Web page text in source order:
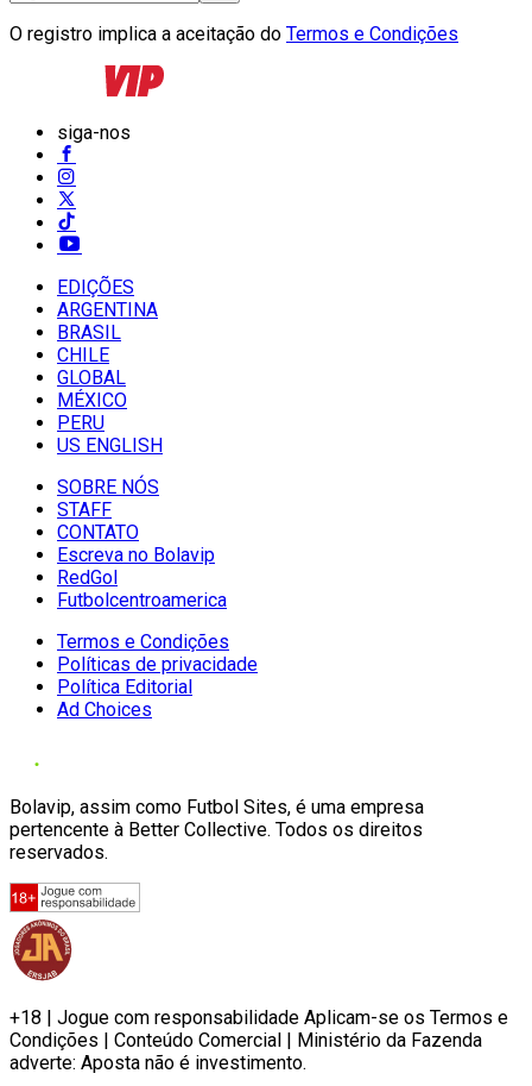
O registro implica a aceitação do Termos e Condições
siga-nos
EDIÇÕES
ARGENTINA
BRASIL
CHILE
GLOBAL
MÉXICO
PERU
US ENGLISH
SOBRE NÓS
STAFF
CONTATO
Escreva no Bolavip
RedGol
Futbolcentroamerica
Termos e Condições
Políticas de privacidade
Política Editorial
Ad Choices
Bolavip, assim como Futbol Sites, é uma empresa
pertencente à Better Collective. Todos os direitos
reservados.
+18 | Jogue com responsabilidade Aplicam-se os Termos e
Condições | Conteúdo Comercial | Ministério da Fazenda
adverte: Aposta não é investimento.